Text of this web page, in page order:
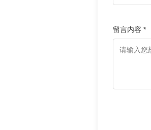
留言内容 *